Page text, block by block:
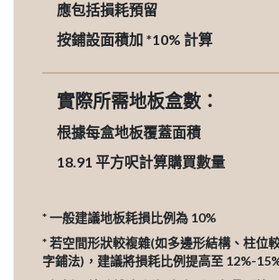
應包括損耗預留
按鋪設面積加 *10% 計算
實際所需地板盒數：
根據每盒地板覆蓋面積
18.91 平方呎計算購買數量
* 一般建議地板耗損比例為 10%
* 若空間形狀較複雜(如多邊形結構、柱位
字鋪法)，建議將損耗比例提高至 12%-